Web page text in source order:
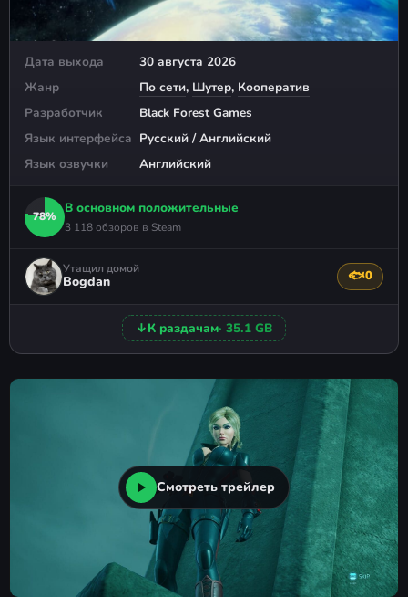
Дата выхода
30 августа 2026
Жанр
По сети, Шутер, Кооператив
Разработчик
Black Forest Games
Язык интерфейса Русский / Английский
Язык озвучки
Английский
78%
В основном положительные
3 118 обзоров в Steam
Утащил домой
Bogdan 🐟0
↓К раздачам· 35.1 GB
Смотреть трейлер